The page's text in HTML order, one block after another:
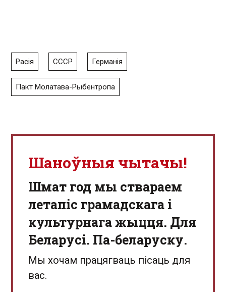
Расія СССР Германія
Пакт Молатава-Рыбентропа
Шаноўныя чытачы!
Шмат год мы ствараем
летапіс грамадскага і
культурнага жыцця. Для
Беларусі. Па-беларуску.
Мы хочам працягваць пісаць для
вас.